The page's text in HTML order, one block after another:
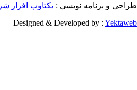
و برنامه نویسی : یکتاوب افزار شرق
Designed & Developed by :